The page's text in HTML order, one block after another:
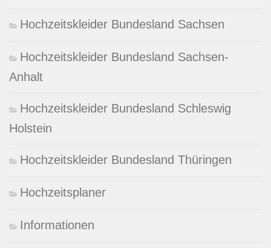
Hochzeitskleider Bundesland Sachsen
Hochzeitskleider Bundesland Sachsen-
Anhalt
Hochzeitskleider Bundesland Schleswig
Holstein
Hochzeitskleider Bundesland Thüringen
Hochzeitsplaner
Informationen